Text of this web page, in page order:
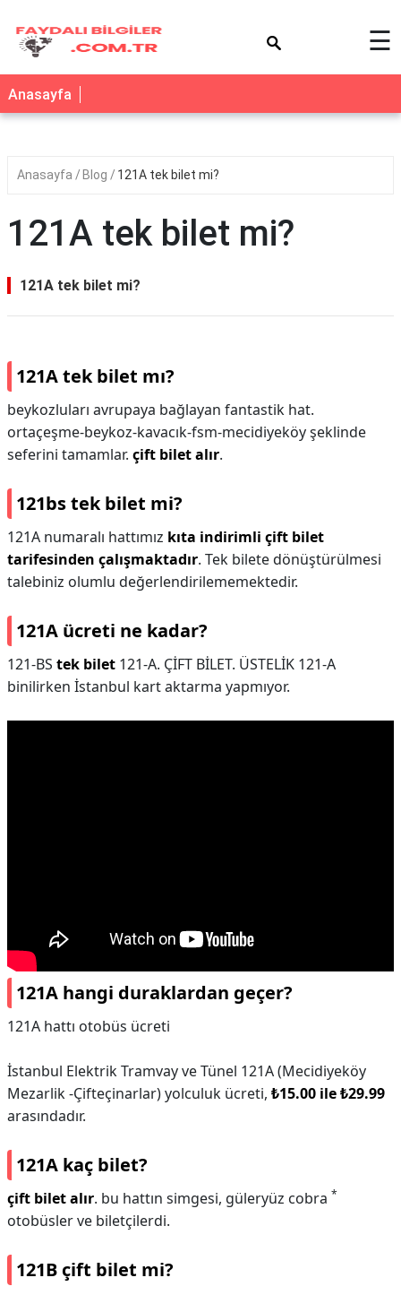
☰
Anasayfa
Anasayfa Blog 121A tek bilet mi?
121A tek bilet mi?
121A tek bilet mi?
121A tek bilet mı?
beykozluları avrupaya bağlayan fantastik hat.
ortaçeşme-beykoz-kavacık-fsm-mecidiyeköy şeklinde
seferini tamamlar. çift bilet alır.
121bs tek bilet mi?
121A numaralı hattımız kıta indirimli çift bilet
tarifesinden çalışmaktadır. Tek bilete dönüştürülmesi
talebiniz olumlu değerlendirilememektedir.
121A ücreti ne kadar?
121-BS tek bilet 121-A. ÇİFT BİLET. ÜSTELİK 121-A
binilirken İstanbul kart aktarma yapmıyor.
121A hangi duraklardan geçer?
121A hattı otobüs ücreti
İstanbul Elektrik Tramvay ve Tünel 121A (Mecidiyeköy
Mezarlik -Çifteçinarlar) yolculuk ücreti, ₺15.00 ile ₺29.99
arasındadır.
121A kaç bilet?
çift bilet alır. bu hattın simgesi, güleryüz cobra *
otobüsler ve biletçilerdi.
121B çift bilet mi?